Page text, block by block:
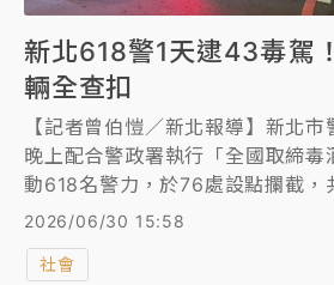
新北618警1天逮43毒
輛全查扣
【記者曾伯愷／新北報導】新北市
晚上配合警政署執行「全國取締毒
動618名警力，於76處設點攔截，
駕10人，當場移置保管汽、機車53
件，展現打擊毒駕犯罪、維護交通
2026/06/30 15:58
社會